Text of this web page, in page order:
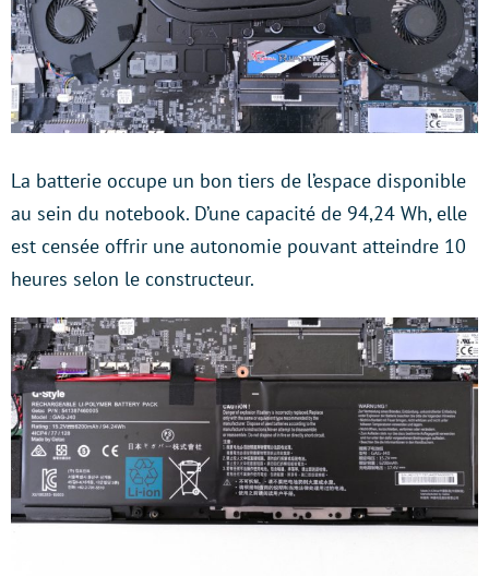
La batterie occupe un bon tiers de l’espace disponible
au sein du notebook. D’une capacité de 94,24 Wh, elle
est censée offrir une autonomie pouvant atteindre 10
heures selon le constructeur.